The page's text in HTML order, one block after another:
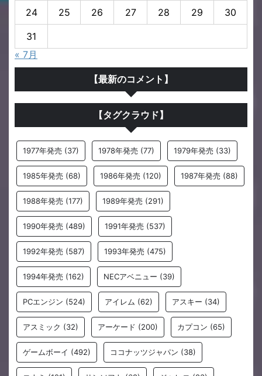
24 25 26 27 28 29 30
31
« 7月
【最新のコメント】
【タグクラウド】
1977年発売 (37) 1978年発売 (77) 1979年発売 (33)
1985年発売 (68) 1986年発売 (120) 1987年発売 (88)
1988年発売 (177) 1989年発売 (291)
1990年発売 (489) 1991年発売 (537)
1992年発売 (587) 1993年発売 (475)
1994年発売 (162) NECアベニュー (39)
PCエンジン (524) アイレム (62) アスキー (34)
アスミック (32) アーケード (200) カプコン (65)
ゲームボーイ (492) ココナッツジャパン (38)